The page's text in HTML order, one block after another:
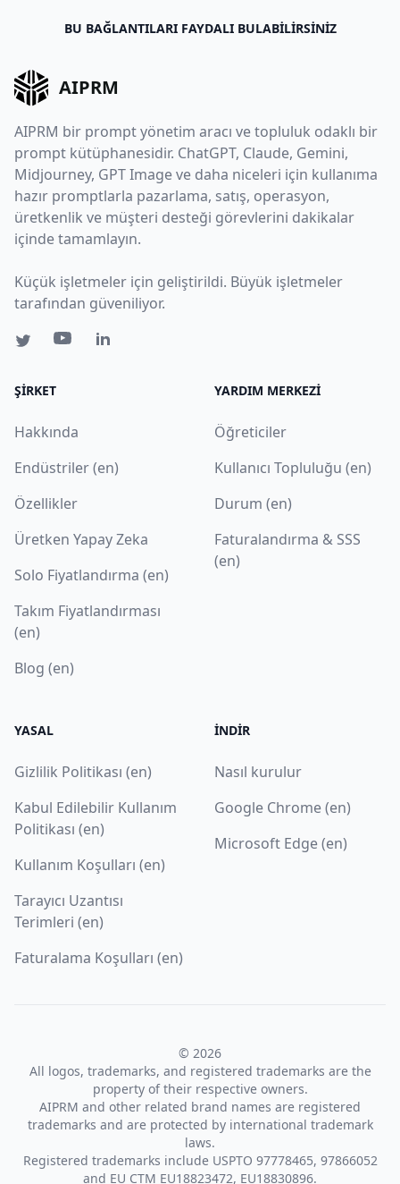
BU BAĞLANTILARI FAYDALI BULABILIRSINIZ
AIPRM
AIPRM bir prompt yönetim aracı ve topluluk odaklı bir
prompt kütüphanesidir. ChatGPT, Claude, Gemini,
Midjourney, GPT Image ve daha niceleri için kullanıma
hazır promptlarla pazarlama, satış, operasyon,
üretkenlik ve müşteri desteği görevlerini dakikalar
içinde tamamlayın.
Küçük işletmeler için geliştirildi. Büyük işletmeler
tarafından güveniliyor.
ŞIRKET
Hakkında
Endüstriler (en)
Özellikler
Üretken Yapay Zeka
Solo Fiyatlandırma (en)
Takım Fiyatlandırması
(en)
Blog (en)
YARDIM MERKEZI
Öğreticiler
Kullanıcı Topluluğu (en)
Durum (en)
Faturalandırma & SSS
(en)
YASAL
Gizlilik Politikası (en)
Kabul Edilebilir Kullanım
Politikası (en)
Kullanım Koşulları (en)
Tarayıcı Uzantısı
Terimleri (en)
Faturalama Koşulları (en)
İNDIR
Nasıl kurulur
Google Chrome (en)
Microsoft Edge (en)
© 2026
All logos, trademarks, and registered trademarks are the
property of their respective owners.
AIPRM and other related brand names are registered
trademarks and are protected by international trademark
laws.
Registered trademarks include USPTO 97778465, 97866052
and EU CTM EU18823472, EU18830896.